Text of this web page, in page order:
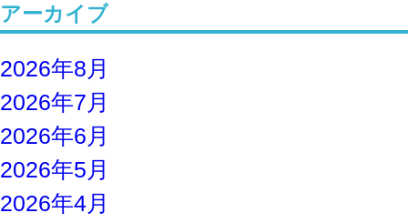
アーカイブ
2026年8月
2026年7月
2026年6月
2026年5月
2026年4月